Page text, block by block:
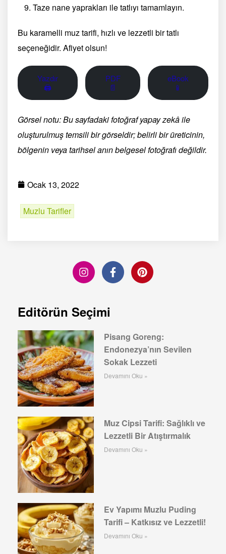
Taze nane yaprakları ile tatlıyı tamamlayın.
Bu karamelli muz tarifi, hızlı ve lezzetli bir tatlı
seçeneğidir. Afiyet olsun!
Yazdır
🖨
PDF
📄
eBook
📱
Görsel notu: Bu sayfadaki fotoğraf yapay zekâ ile
oluşturulmuş temsili bir görseldir; belirli bir üreticinin,
bölgenin veya tarihsel anın belgesel fotoğrafı değildir.
Ocak 13, 2022
Muzlu Tarifler
Editörün Seçimi
Pisang Goreng:
Endonezya’nın Sevilen
Sokak Lezzeti
Devamını Oku »
Muz Cipsi Tarifi: Sağlıklı ve
Lezzetli Bir Atıştırmalık
Devamını Oku »
Ev Yapımı Muzlu Puding
Tarifi – Katkısız ve Lezzetli!
Devamını Oku »